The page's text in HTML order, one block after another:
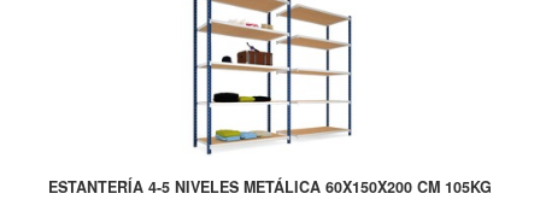
ESTANTERÍA 4-5 NIVELES METÁLICA 60X150X200 CM 105KG